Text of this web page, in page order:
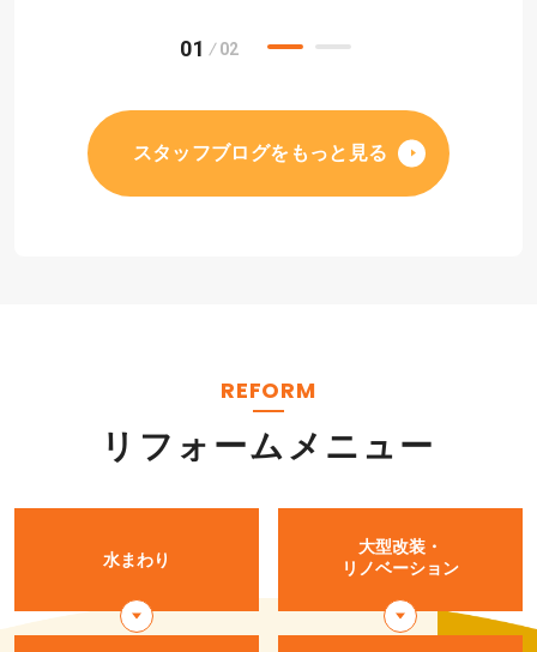
01 02
スタッフブログをもっと見る
REFORM
リフォームメニュー
水まわり
大型改装・
リノベーション